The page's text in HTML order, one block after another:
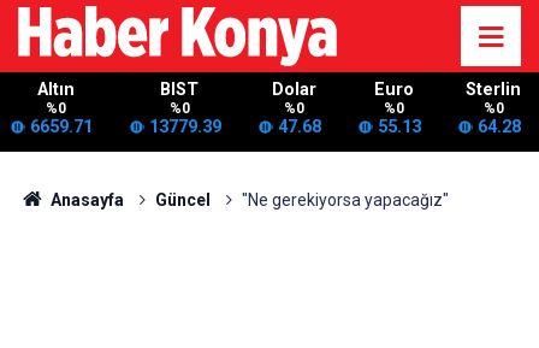
Altın
%0
6659.71
BIST
%0
13779.39
Dolar
%0
47.68
Euro
%0
55.13
Sterlin
%0
64.28
Anasayfa Güncel "Ne gerekiyorsa yapacağız"